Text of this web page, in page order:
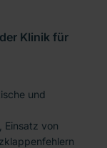
Klinik für
und
Einsatz von